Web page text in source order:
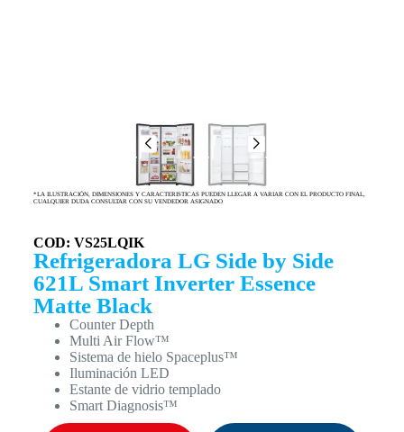
*LA ILUSTRACIÓN, DIMENSIONES Y CARACTERISTICAS PUEDEN LLEGAR A VARIAR CON EL PRODUCTO FINAL,
CUALQUIER DUDA CONSULTAR CON SU VENDEDOR ASIGNADO
COD: VS25LQIK
Refrigeradora LG Side by Side
621L Smart Inverter Essence
Matte Black
Counter Depth
Multi Air Flow™
Sistema de hielo Spaceplus™
Iluminación LED
Estante de vidrio templado
Smart Diagnosis™